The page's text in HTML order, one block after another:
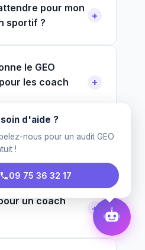
pour mon
sportif ?
le GEO
les coach
remplace le SEO
un coach
d'aide ?
nous pour un audit GEO
!
09 75 36 32 17